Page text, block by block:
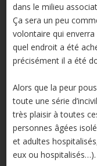
dans le milieu
Ça sera un peu
volontaire qui
quel endroit a été
précisément il a été
Alors que la peur
toute une série
très plaisir à toutes
personnes âgées
et adultes
eux ou hospitalisés…).